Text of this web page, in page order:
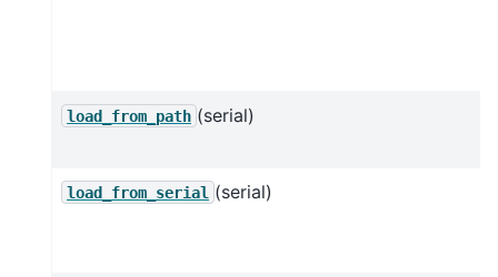
load_from_path (serial)
load_from_serial (serial)